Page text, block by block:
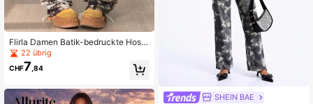
Flirla Damen Batik-bedruckte Hose
mit Zugband Taille und weitem Bei
n, locker sitzend
22 übrig
CHF7 ,84
SHEIN BAE